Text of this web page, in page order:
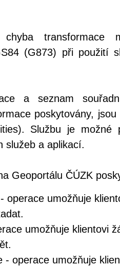
chyba transformace
(G873) při použití
a seznam
poskytovány,
Službu je možné
služeb a aplikací.
Geoportálu ČÚZK
operace umožňuje
umožňuje klientovi
- operace umožňuje